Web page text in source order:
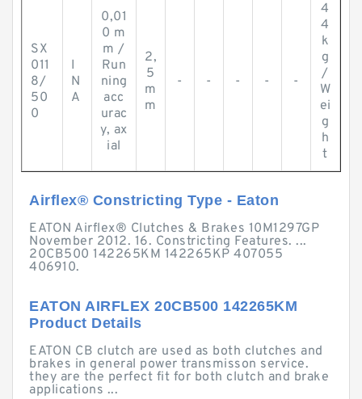
SX
011
8/
50
0
I
N
A
0,01
0 m
m /
Run
ning
acc
urac
y, ax
ial
2,
5
m
m
- - - - -
4
4
k
g
/
W
ei
g
h
t
Airflex® Constricting Type - Eaton
EATON Airflex® Clutches & Brakes 10M1297GP
November 2012. 16. Constricting Features. ...
20CB500 142265KM 142265KP 407055
406910.
EATON AIRFLEX 20CB500 142265KM
Product Details
EATON CB clutch are used as both clutches and
brakes in general power transmisson service.
they are the perfect fit for both clutch and brake
applications ...